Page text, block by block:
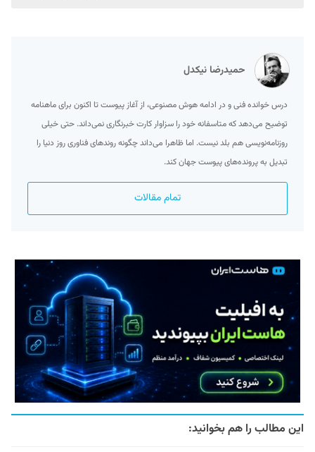
حمیدرضا نیکدل
درس خوانده فنی و در ادامه هوش مصنوعی، از آغاز پیوست تا اکنون‌ برای ماهنامه
توضیح می‌دهد که متاسفانه خود را سزاوار کارت خبرنگاری نمی‌داند. حتی خیلی
روزنامه‌نویسی هم بلد نیست. اما ظاهرا می‌داند چگونه روندهای فناوری روز دنیا را
تبدیل به پرونده‌های پیوست جهان کند.
تمام مقالات
این مطالب را هم بخوانید: